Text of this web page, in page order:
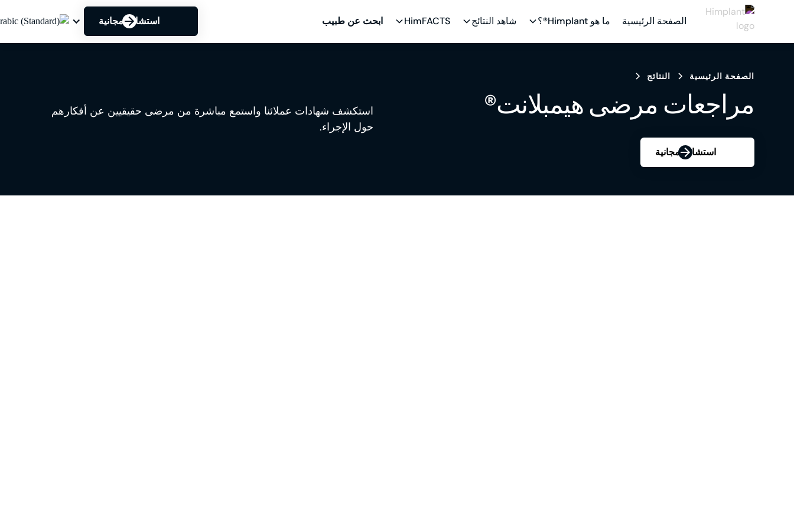
الصفحة الرئيسية ما هو Himplant®؟ شاهد النتائج HimFACTS ابحث عن طبيب استشارة مجانية
الصفحة الرئيسية النتائج
مراجعات مرضى هيمبلانت®
استشارة مجانية
استكشف شهادات عملائنا واستمع مباشرة من مرضى حقيقيين عن أفكارهم
حول الإجراء.